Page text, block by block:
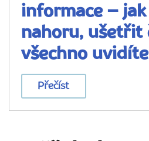
informace –
nahoru, ušetřit
všechno uvidíte
Přečíst